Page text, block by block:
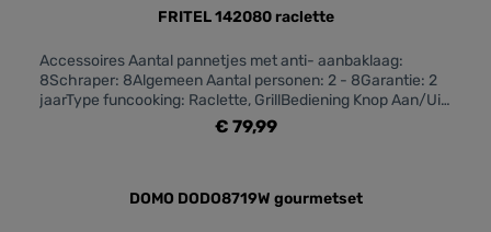
FRITEL 142080 raclette
Accessoires Aantal pannetjes met anti- aanbaklaag:
8Schraper: 8Algemeen Aantal personen: 2 - 8Garantie: 2
jaarType funcooking: Raclette, GrillBediening Knop Aan/Uit:
JaEnergieverbruik Vermogen: 1500Fysieke kenmerken
Afmetingen: 49,5 x 27 cmKleur: Grijs, ZwartMateriaal:
€ 79,99
DOMO DODO8719W gourmetset